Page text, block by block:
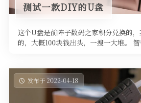
测试一款DIY的U盘
这个U盘是前阵子数码之家积分兑换的
的，大概100块钱出头，一搜一大堆。
发布于 2022-04-18